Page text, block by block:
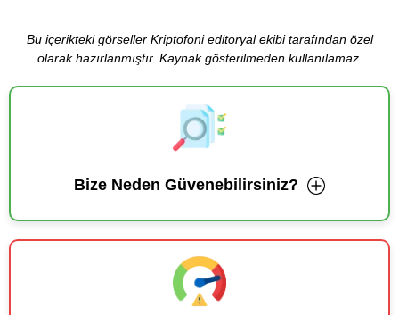
Bu içerikteki görseller Kriptofoni editoryal ekibi tarafından özel
olarak hazırlanmıştır. Kaynak gösterilmeden kullanılamaz.
Bize Neden Güvenebilirsiniz?